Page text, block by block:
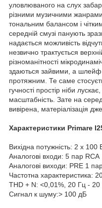
уловлюваного на слух
різними музичними
тональним балансом і
середній смузі панують
надається можливість
незвично трактується
різноманітності
здаються зайвими, а шлейф
протяжним. Те саме
гучності простір ніби
масштабність. Зате на
вивірена, матеріалізація
Характеристики Primare
Вихідна потужність: 2 x
Аналогові входи: 5 пар RCA
Аналогові виходи: PRE 1
Частотна характеристика:
THD + N: <0,01%, 20 Гц -
Сигнал к шуму:> 100 дБ